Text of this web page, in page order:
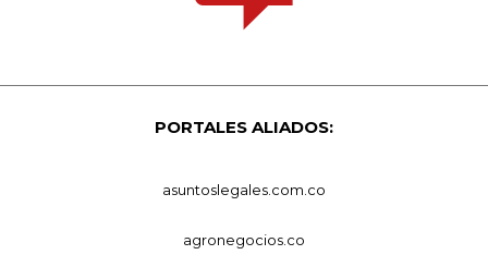
PORTALES ALIADOS:
asuntoslegales.com.co
agronegocios.co